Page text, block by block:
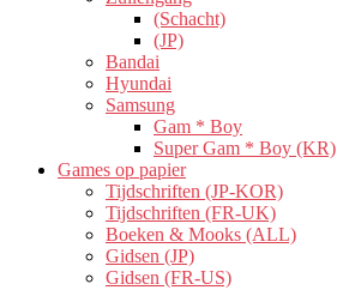
(Schacht)
(JP)
Bandai
Hyundai
Samsung
Gam * Boy
Super Gam * Boy (KR)
Games op papier
Tijdschriften (JP-KOR)
Tijdschriften (FR-UK)
Boeken & Mooks (ALL)
Gidsen (JP)
Gidsen (FR-US)